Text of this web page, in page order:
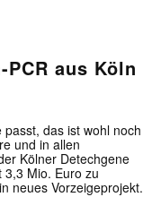
aus Köln
das ist wohl noch
und in allen
Kölner Detechgene
Mio. Euro zu
neues Vorzeigeprojekt.